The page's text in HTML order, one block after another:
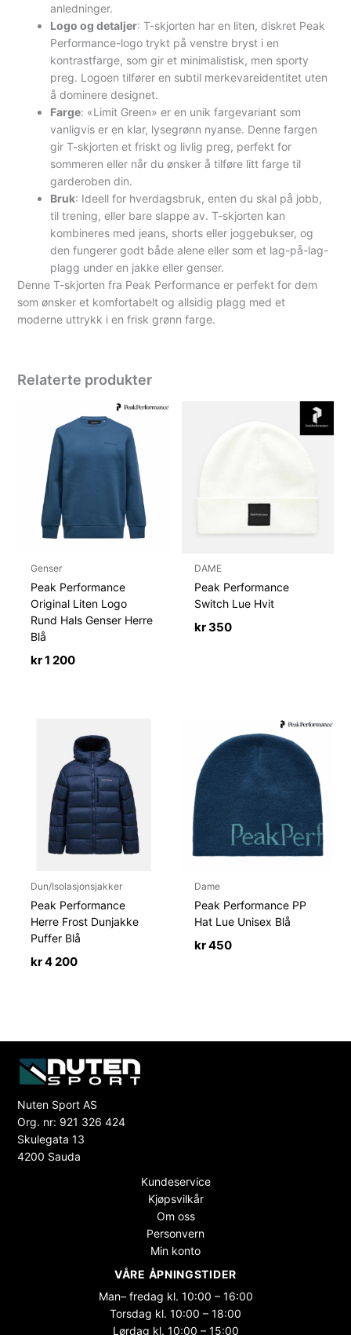
anledninger.
Logo og detaljer: T-skjorten har en liten, diskret Peak
Performance-logo trykt på venstre bryst i en
kontrastfarge, som gir et minimalistisk, men sporty
preg. Logoen tilfører en subtil merkevareidentitet uten
å dominere designet.
Farge: «Limit Green» er en unik fargevariant som
vanligvis er en klar, lysegrønn nyanse. Denne fargen
gir T-skjorten et friskt og livlig preg, perfekt for
sommeren eller når du ønsker å tilføre litt farge til
garderoben din.
Bruk: Ideell for hverdagsbruk, enten du skal på jobb,
til trening, eller bare slappe av. T-skjorten kan
kombineres med jeans, shorts eller joggebukser, og
den fungerer godt både alene eller som et lag-på-lag-
plagg under en jakke eller genser.
Denne T-skjorten fra Peak Performance er perfekt for dem
som ønsker et komfortabelt og allsidig plagg med et
moderne uttrykk i en frisk grønn farge.
Relaterte produkter
Genser
Peak Performance
Original Liten Logo
Rund Hals Genser Herre
Blå
kr1 200
DAME
Peak Performance
Switch Lue Hvit
kr350
Dun/Isolasjonsjakker
Peak Performance
Herre Frost Dunjakke
Puffer Blå
kr4 200
Dame
Peak Performance PP
Hat Lue Unisex Blå
kr450
Nuten Sport AS
Org. nr: 921 326 424
Skulegata 13
4200 Sauda
Kundeservice
Kjøpsvilkår
Om oss
Personvern
Min konto
VÅRE ÅPNINGSTIDER
Man– fredag kl. 10:00 – 16:00
Torsdag kl. 10:00 – 18:00
Lørdag kl. 10:00 – 15:00